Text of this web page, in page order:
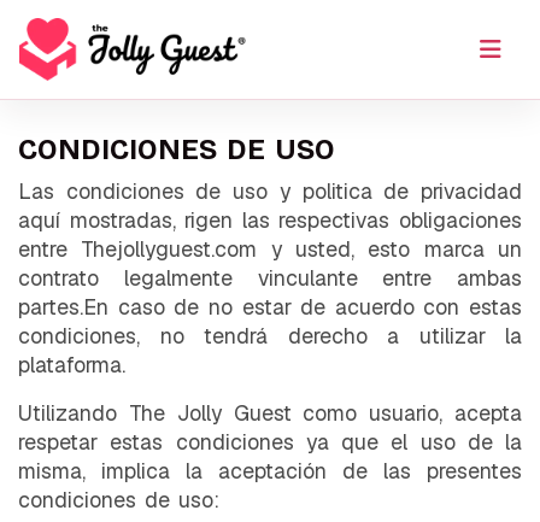
CONDICIONES DE USO
Las condiciones de uso y politica de privacidad
aquí mostradas, rigen las respectivas obligaciones
entre Thejollyguest.com y usted, esto marca un
contrato legalmente vinculante entre ambas
partes.En caso de no estar de acuerdo con estas
condiciones, no tendrá derecho a utilizar la
plataforma.
Utilizando The Jolly Guest como usuario, acepta
respetar estas condiciones ya que el uso de la
misma, implica la aceptación de las presentes
condiciones de uso: